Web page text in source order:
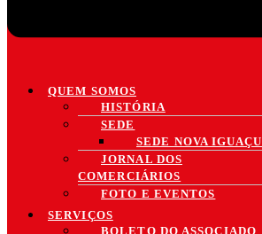
QUEM SOMOS
HISTÓRIA
SEDE
SEDE NOVA IGUAÇU
JORNAL DOS
COMERCIÁRIOS
FOTO E EVENTOS
SERVIÇOS
BOLETO DO ASSOCIADO